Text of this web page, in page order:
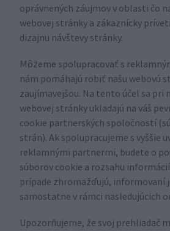
oprávnených záujmov v oblasti čo
webovej stránky a zákaznícky
dizajnu návštevy stránky.
Môžeme spolupracovať s
nám pomáhajú robiť našu webovú
zaujímavejšou. Na tento účel sa pri
webovej stránky ukladajú na váš
cookie partnerských spoločností
strán). Ak spolupracujeme s vyššie
reklamnými partnermi, budete o
súborov cookie a rozsahu
prípade zhromažďujú, informovaní
samostatne v rámci nasledujúcich
Upozorňujeme, že svoj prehliadač